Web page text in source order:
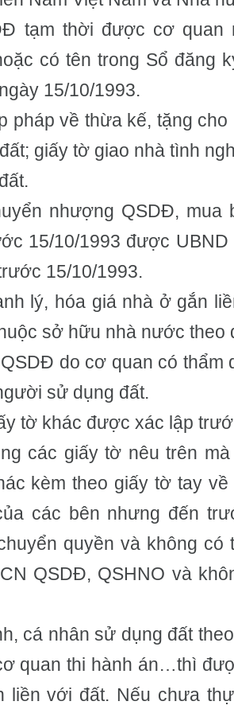
tạm thời được cơ quan
có tên trong Sổ đăng
15/10/1993.
pháp về thừa kế, tặng
giấy tờ giao nhà tình
nhượng QSDĐ, mua
15/10/1993 được UBND
15/10/1993.
lý, hóa giá nhà ở gắn
sở hữu nhà nước theo
do cơ quan có thẩm
sử dụng đất.
tờ khác được xác lập
các giấy tờ nêu trên
kèm theo giấy tờ tay
các bên nhưng đến
quyền và không có
QSDĐ, QSHNO và
cá nhân sử dụng đất
quan thi hành án…thì
liền với đất. Nếu chưa